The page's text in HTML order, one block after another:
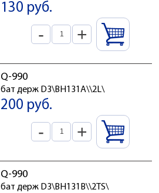
130 руб.
- +
Q-990
бат держ D3\BH131A\\2L\
200 руб.
- +
Q-990
бат держ D3\BH131B\\2TS\